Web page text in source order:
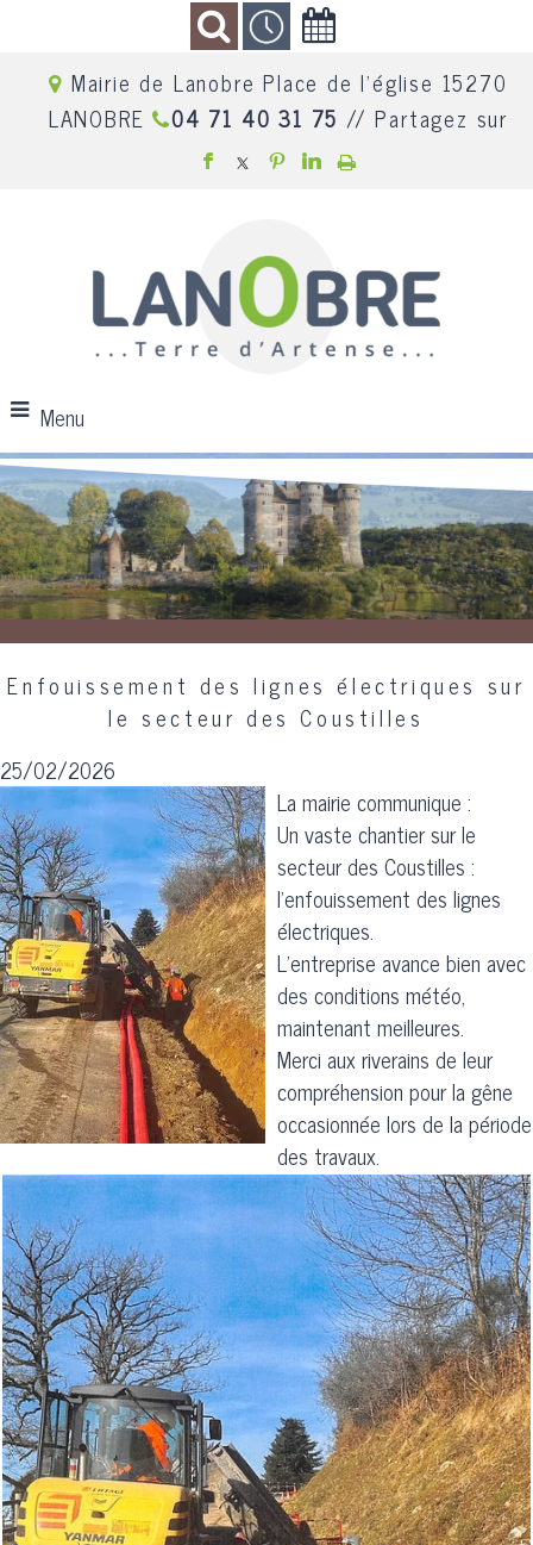
Mairie de Lanobre Place de l'église 15270
LANOBRE 04 71 40 31 75 // Partagez sur
Menu
Enfouissement des lignes électriques sur
le secteur des Coustilles
25/02/2026
La mairie communique :
Un vaste chantier sur le
secteur des Coustilles :
l’enfouissement des lignes
électriques.
L’entreprise avance bien avec
des conditions météo,
maintenant meilleures.
Merci aux riverains de leur
compréhension pour la gêne
occasionnée lors de la période
des travaux.